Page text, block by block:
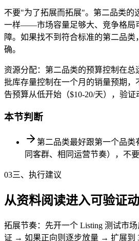
不要"为了拓展而拓展"。第二品类的
一样——市场容量足够大、竞争格局
障。如果找不到符合标准的第二品类
确。
资源分配：第二品类的预算控制在总
批库存量控制在一个月的销量预期，
告预算从低开始（$10-20/天），验证
本节判断
第二品类最好跟第一个品类
同客群、相同运营节奏），不
03三、执行建议
从资料阅读进入可验证
拓展节奏：先开一个 Listing 测试市
证 → 如果正向则逐步放量 → 扩展到